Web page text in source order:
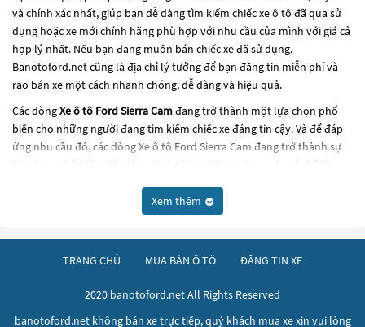
và chính xác nhất, giúp bạn dễ dàng tìm kiếm chiếc xe ô tô đã qua sử
dụng hoặc xe mới chính hãng phù hợp với nhu cầu của mình với giá cả
hợp lý nhất. Nếu bạn đang muốn bán chiếc xe đã sử dụng,
Banotoford.net cũng là địa chỉ lý tưởng để bạn đăng tin miễn phí và
rao bán xe một cách nhanh chóng, dễ dàng và hiệu quả.
Các dòngXe ô tô Ford Sierra Camđang trở thành một lựa chọn phổ
biến cho những người đang tìm kiếm chiếc xe đáng tin cậy. Và để đáp
ứng nhu cầu đó, các dòngXe ô tô Ford Sierra Cam đang trở thành sự
lựa chọn phổ biến. Các dòng
này có thể là
thiết kế hiện đại và công nghệ tiên tiến. Các dòng
này đều được kiểm tra và bảo dưỡng kỹ lưỡng để đảm bảo chất
lượng và hiệu suất tốt nhất. Nếu bạn đang tìm kiếm một chiếc xe, hãy
khám phá các dòngXe ô tô Ford Sierra Cam
này và chọn cho mình
Banotoford.net .
Xem thêm
TRANG CHỦ MUA BÁN Ô TÔ ĐĂNG TIN XE
2020 banotoford.net All Rights Reserved
banotoford.net không bán xe trực tiếp, quý khách mua xe xin vui lòng